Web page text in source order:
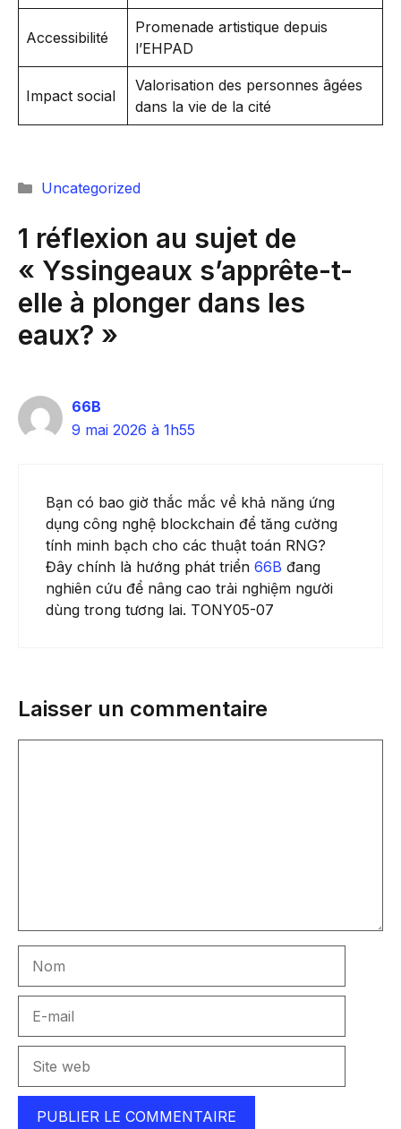
Accessibilité
Promenade artistique depuis
l’EHPAD
Impact social
Valorisation des personnes âgées
dans la vie de la cité
Catégories
Uncategorized
1 réflexion au sujet de
« Yssingeaux s’apprête-t-
elle à plonger dans les
eaux? »
66B
9 mai 2026 à 1h55
Bạn có bao giờ thắc mắc về khả năng ứng
dụng công nghệ blockchain để tăng cường
tính minh bạch cho các thuật toán RNG?
Đây chính là hướng phát triển 66B đang
nghiên cứu để nâng cao trải nghiệm người
dùng trong tương lai. TONY05-07
Laisser un commentaire
mail
web